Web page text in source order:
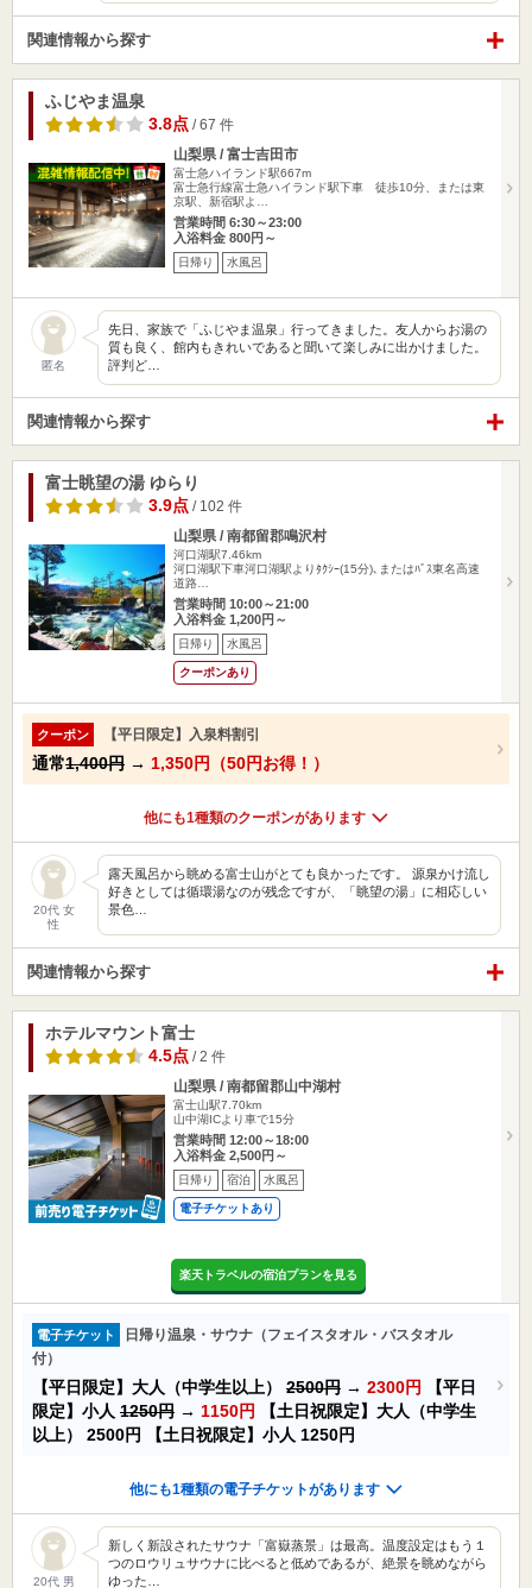
関連情報から探す
ふじやま温泉
3.8点 / 67 件
山梨県 / 富士吉田市
富士急ハイランド駅667m
富士急行線富士急ハイランド駅下車 徒歩10分、または東
京駅、新宿駅よ…
営業時間 6:30～23:00
入浴料金 800円～
日帰り 水風呂
匿名
先日、家族で「ふじやま温泉」行ってきました。友人からお湯の
質も良く、館内もきれいであると聞いて楽しみに出かけました。
評判ど…
関連情報から探す
富士眺望の湯 ゆらり
3.9点 / 102 件
山梨県 / 南都留郡鳴沢村
河口湖駅7.46km
河口湖駅下車河口湖駅よりﾀｸｼｰ(15分)､またはﾊﾞｽ東名高速
道路…
営業時間 10:00～21:00
入浴料金 1,200円～
日帰り 水風呂
クーポンあり
クーポン 【平日限定】入泉料割引
通常1,400円 → 1,350円（50円お得！）
他にも1種類のクーポンがあります
20代 女
性
露天風呂から眺める富士山がとても良かったです。 源泉かけ流し
好きとしては循環湯なのが残念ですが、「眺望の湯」に相応しい
景色…
関連情報から探す
ホテルマウント富士
4.5点 / 2 件
山梨県 / 南都留郡山中湖村
富士山駅7.70km
山中湖ICより車で15分
営業時間 12:00～18:00
入浴料金 2,500円～
日帰り 宿泊 水風呂
電子チケットあり
楽天トラベルの宿泊プランを見る
電子チケット
日帰り温泉・サウナ（フェイスタオル・バスタオル
付）
【平日限定】大人（中学生以上） 2500円 → 2300円
【平日
限定】小人 1250円 → 1150円
【土日祝限定】大人（中学生
以上） 2500円 【土日祝限定】小人 1250円
他にも1種類の電子チケットがあります
20代 男
新しく新設されたサウナ「富嶽蒸景」は最高。温度設定はもう１
つのロウリュサウナに比べると低めであるが、絶景を眺めながら
ゆった…